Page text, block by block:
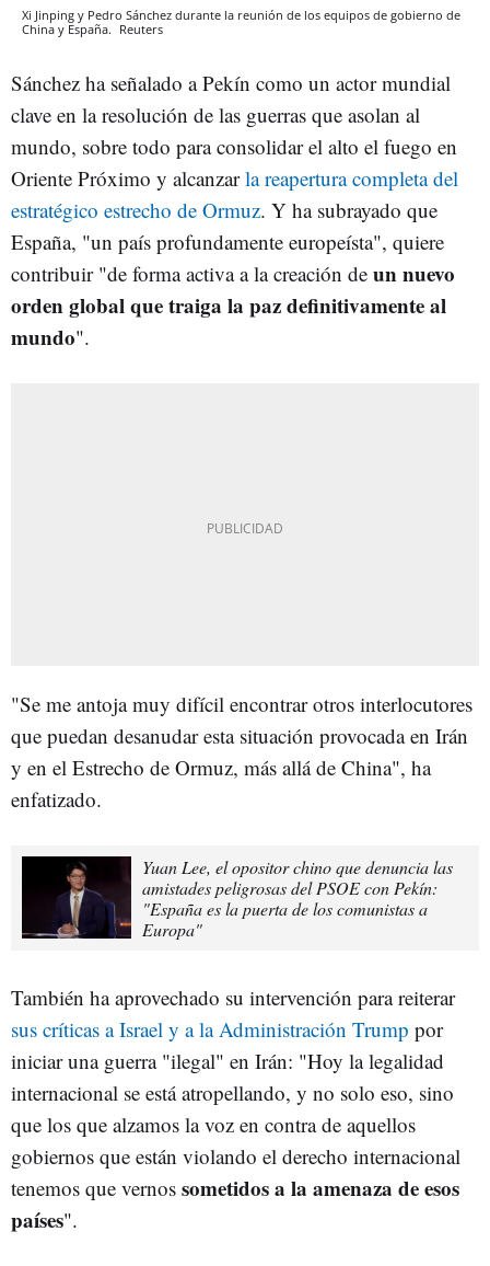
Xi Jinping y Pedro Sánchez durante la reunión de los equipos de gobierno de
China y España. Reuters
Sánchez ha señalado a Pekín como un actor mundial
clave en la resolución de las guerras que asolan al
mundo, sobre todo para consolidar el alto el fuego en
Oriente Próximo y alcanzarla reapertura completa del
estratégico estrecho de Ormuz. Y ha subrayado que
España, "un país profundamente europeísta", quiere
contribuir "de forma activa a la creación de un nuevo
orden global que traiga la paz definitivamente al
mundo".
"Se me antoja muy difícil encontrar otros interlocutores
que puedan desanudar esta situación provocada en Irán
y en el Estrecho de Ormuz, más allá de China", ha
enfatizado.
Yuan Lee, el opositor chino que denuncia las
amistades peligrosas del PSOE con Pekín:
"España es la puerta de los comunistas a
Europa"
También ha aprovechado su intervención para reiterar
sus críticas a Israel y a la Administración Trump por
iniciar una guerra "ilegal" en Irán: "Hoy la legalidad
internacional se está atropellando, y no solo eso, sino
que los que alzamos la voz en contra de aquellos
gobiernos que están violando el derecho internacional
tenemos que vernos sometidos a la amenaza de esos
países".